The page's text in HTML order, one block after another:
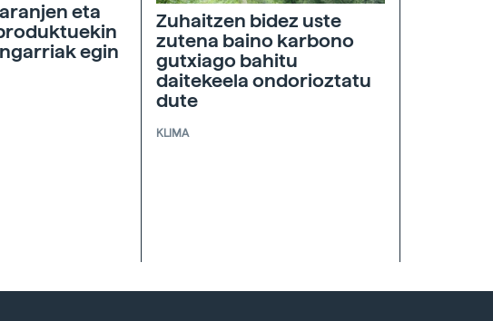
eta
egin
Zuhaitzen bidez uste
zutena baino karbono
gutxiago bahitu
daitekeela ondorioztatu
dute
KLIMA